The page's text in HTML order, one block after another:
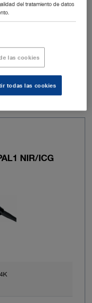
100 – 240 VAC
NIR/ICG
4K
del tratamiento de datos
las cookies
todas las cookies